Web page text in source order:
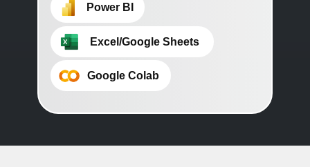
⠀⠀⠀Excel/Google Sheets
⠀⠀⠀Google Colab
⠀⠀⠀Power BI